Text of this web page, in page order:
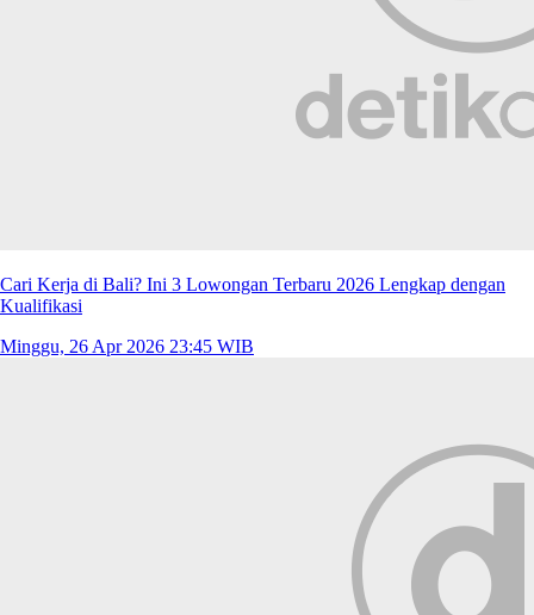
Cari Kerja di Bali? Ini 3 Lowongan Terbaru 2026 Lengkap dengan
Kualifikasi
Minggu, 26 Apr 2026 23:45 WIB